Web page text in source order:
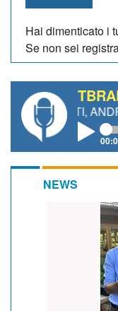
Hai dimenticato i
Se non sei
ANDREA
NEWS